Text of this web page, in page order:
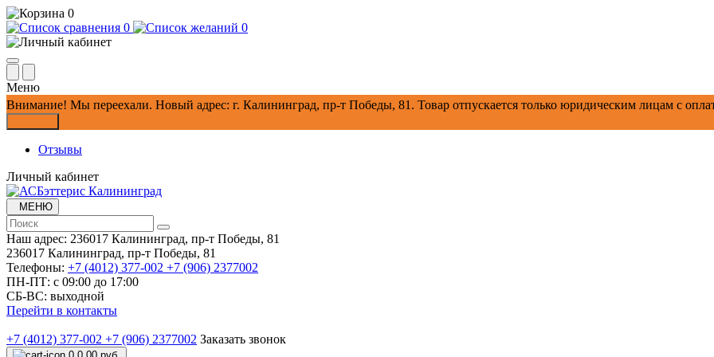
0
0
0
Меню
Внимание! Мы переехали. Новый адрес: г. Калининград, пр-т Победы, 81. Товар отпускается только юридическим лицам с
Отзывы
Личный кабинет
МЕНЮ
Наш адрес: 236017 Калининград,​ пр-т Победы, 81
236017 Калининград,​ пр-т Победы, 81
Телефоны: +7 (4012) 377-002 +7 (906) 2377002
ПН-ПТ: с 09:00 до 17:00
СБ-ВС: выходной
Перейти в контакты
+7 (4012) 377-002 +7 (906) 2377002 Заказать звонок